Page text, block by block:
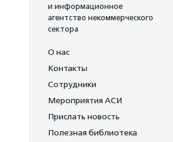
и информационное
агентство некоммерческого
сектора
О нас
Контакты
Сотрудники
Мероприятия АСИ
Прислать новость
Полезная библиотека